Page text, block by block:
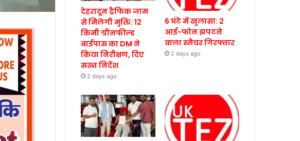
देहरादून ट्रैफिक जाम
से मिलेगी मुक्ति: 12
किमी ग्रीनफील्ड
बाईपास का DM ने
किया निरीक्षण, दिए
सख्त निर्देश
2 days ago
6 घंटे में खुलासा: 2
आई-फोन झपटने
वाला स्नैचर गिरफ्तार
2 days ago